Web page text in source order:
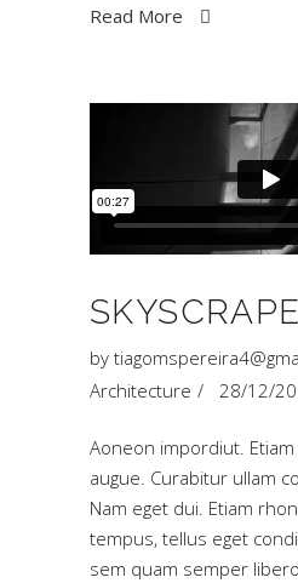
Read More
by
Architecture
28/12/
Aoneon impordiut.
augue. Curabitur ullam
Nam eget dui. Etiam
tempus, tellus eget
sem quam semper